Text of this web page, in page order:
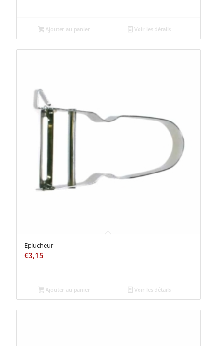
Ajouter au panier Voir les détails
Eplucheur
€3,15
Ajouter au panier Voir les détails